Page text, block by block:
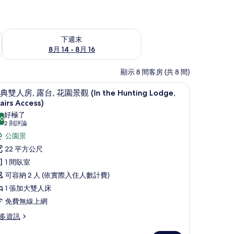
下週末
8月 14 - 8月 16
查看下週末 (8月 14 - 8月 16) 的供應情況
顯示 8 間客房 (共 8 間)
箱 經典雙人房, 露台, 花園景觀 (In the Hunting
4 雙人房, 露台, 花園景觀 (In the Hunting Lodge,
Access)
分，滿分 10 分
好極了
2 則評論
(2
則
評
論)
公園景
22 平方公尺
1 間臥室
可容納 2 人 (依實際入住人數計費)
1 張加大雙人床
免費無線上網
資訊